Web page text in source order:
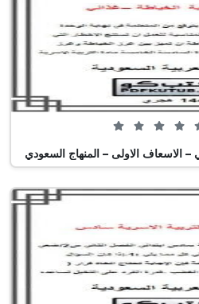
0 من 5 (0 تصويت)
– الاسعاف الاولى – المنهاج السعودي